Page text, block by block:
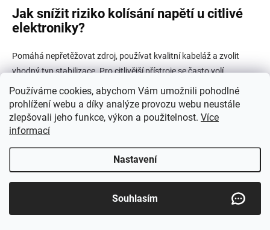
Používáme cookies, abychom Vám umožnili pohodlné
prohlížení webu a díky analýze provozu webu neustále
zlepšovali jeho funkce, výkon a použitelnost. Více
informací
Nastavení
Souhlasím
Jak snížit riziko kolísání napětí u citlivé
elektroniky?
Pomáhá nepřetěžovat zdroj, používat kvalitní kabeláž a zvolit
vhodný typ stabilizace. Pro citlivější přístroje se často volí
invertorová elektrocentrála nebo model s regulací napětí (AVR). V
některých případech může pomoci i samostatný stabilizátor
napětí.
Související kategorie
Jednofázové agregáty– Volba pro 230 V spotřebiče, chatu
a běžné ruční nářadí; typicky nejjednodušší cesta k „záloze
proudu“.